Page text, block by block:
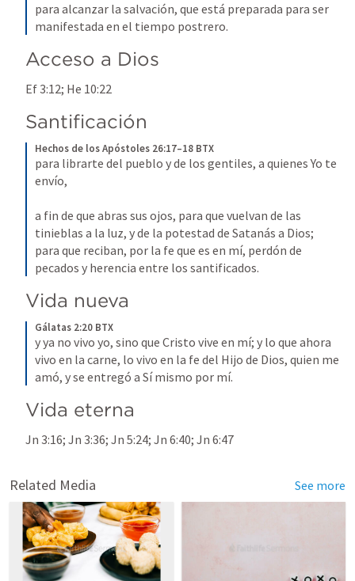
para alcanzar la salvación, que está preparada para ser
manifestada en el tiempo postrero.
Acceso a Dios
Ef 3:12; He 10:22
Santificación
Hechos de los Apóstoles 26:17–18 BTX
para librarte del pueblo y de los gentiles, a quienes Yo te
envío,
a fin de que abras sus ojos, para que vuelvan de las
tinieblas a la luz, y de la potestad de Satanás a Dios;
para que reciban, por la fe que es en mí, perdón de
pecados y herencia entre los santificados.
Vida nueva
Gálatas 2:20 BTX
y ya no vivo yo, sino que Cristo vive en mí; y lo que ahora
vivo en la carne, lo vivo en la fe del Hijo de Dios, quien me
amó, y se entregó a Sí mismo por mí.
Vida eterna
Jn 3:16; Jn 3:36; Jn 5:24; Jn 6:40; Jn 6:47
Related Media See more